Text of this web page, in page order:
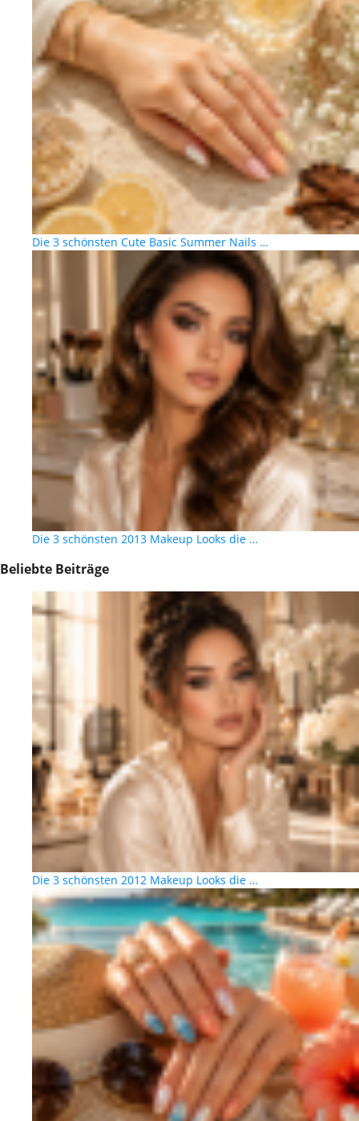
Die 3 schönsten Cute Basic Summer Nails …
Die 3 schönsten 2013 Makeup Looks die …
Beliebte Beiträge
Die 3 schönsten 2012 Makeup Looks die …